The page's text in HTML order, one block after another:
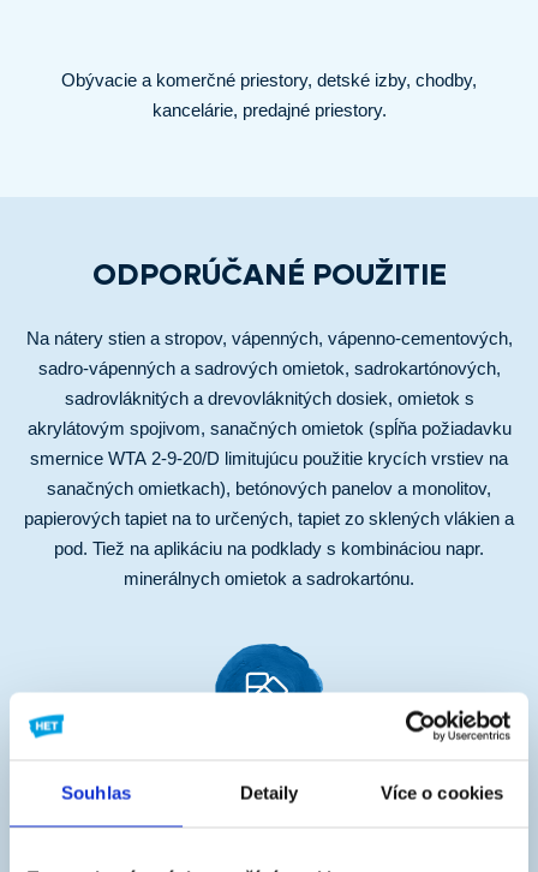
Souhlas Detaily Více o cookies
Obývacie a komerčné priestory, detské izby, chodby,
kancelárie, predajné priestory.
ODPORÚČANÉ POUŽITIE
Na nátery stien a stropov, vápenných, vápenno-cementových,
sadro-vápenných a sadrových omietok, sadrokartónových,
sadrovláknitých a drevovláknitých dosiek, omietok s
akrylátovým spojivom, sanačných omietok (spĺňa požiadavku
smernice WTA 2-9-20/D limitujúcu použitie krycích vrstiev na
sanačných omietkach), betónových panelov a monolitov,
papierových tapiet na to určených, tapiet zo sklených vlákien a
pod. Tiež na aplikáciu na podklady s kombináciou napr.
minerálnych omietok a sadrokartónu.
Odtieň
biely, tónovanie je možné vykonávať tónovacími farbami